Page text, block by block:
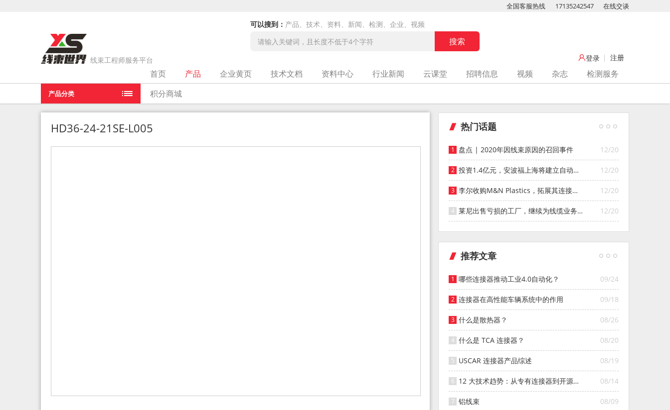
线束工程师服务平台
可以搜到： 产品、技术、资料、新闻、检测、企业、视频
全国客服热线 17135242547 在线交谈
登录 注册
产品分类
首页 产品 企业黄页 技术文档 资料中心 行业新闻 云课堂 招聘信息 视频 杂志
检测服务
积分商城
当前位置： HD36-24-21SE-L005
HD36-24-21SE-L005 热门话题
12/20
盘点 | 2020年因线束原因的召回事件
12/20
投资1.4亿元，安波福上海将建立自动化
智能仓库
12/20
李尔收购M&N Plastics，拓展其连接器
系统业务
12/20
莱尼出售亏损的工厂，继续为线缆业务
寻找投资者
推荐文章
09/24
哪些连接器推动工业4.0自动化？
09/18
连接器在高性能车辆系统中的作用
08/26
什么是散热器？
08/20
什么是 TCA 连接器？
08/19
USCAR 连接器产品综述
08/14
12 大技术趋势：从专有连接器到开源连
接器的演变
08/09
铝线束